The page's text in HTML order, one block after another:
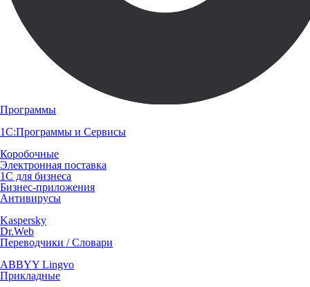
Программы
1С:Программы и Сервисы
Коробочные
Электронная поставка
1С для бизнеса
Бизнес-приложения
Антивирусы
Kaspersky
Dr.Web
Переводчики / Словари
ABBYY Lingvo
Прикладные